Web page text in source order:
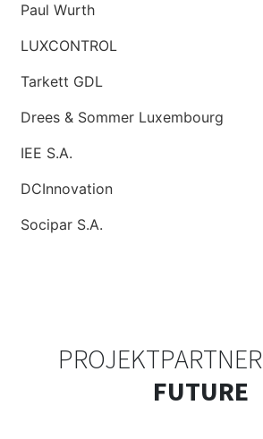
Paul Wurth
LUXCONTROL
Tarkett GDL
Drees & Sommer Luxembourg
IEE S.A.
DCInnovation
Socipar S.A.
PROJEKTPARTNER
FUTURE